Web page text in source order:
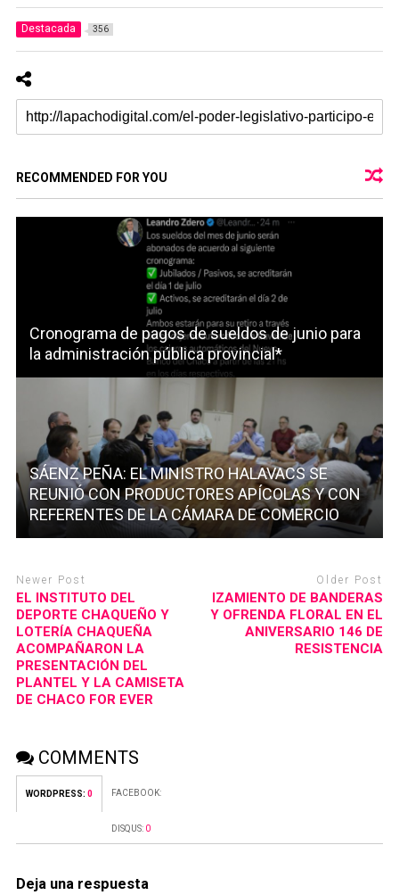
Destacada 356
RECOMMENDED FOR YOU
Cronograma de pagos de sueldos de junio para
la administración pública provincial*
SÁENZ PEÑA: EL MINISTRO HALAVACS SE
REUNIÓ CON PRODUCTORES APÍCOLAS Y CON
REFERENTES DE LA CÁMARA DE COMERCIO
Newer Post
EL INSTITUTO DEL
DEPORTE CHAQUEÑO Y
LOTERÍA CHAQUEÑA
ACOMPAÑARON LA
PRESENTACIÓN DEL
PLANTEL Y LA CAMISETA
DE CHACO FOR EVER
Older Post
IZAMIENTO DE BANDERAS
Y OFRENDA FLORAL EN EL
ANIVERSARIO 146 DE
RESISTENCIA
COMMENTS
WORDPRESS: 0 FACEBOOK:
DISQUS: 0
Deja una respuesta